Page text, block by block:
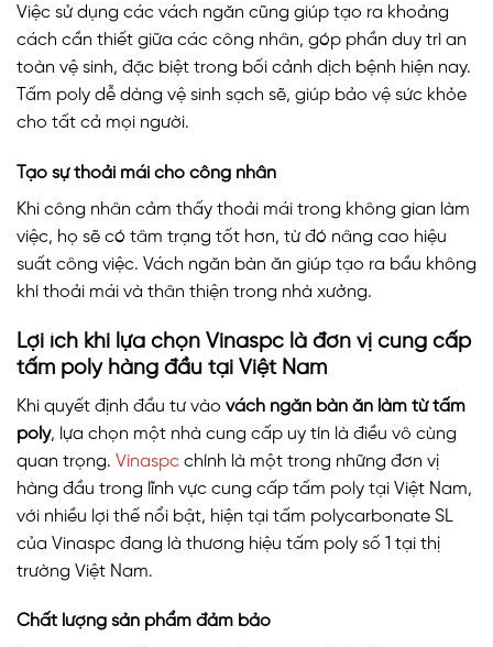
Việc sử dụng các vách ngăn cũng giúp tạo ra khoảng
cách cần thiết giữa các công nhân, góp phần duy trì an
toàn vệ sinh, đặc biệt trong bối cảnh dịch bệnh hiện nay.
Tấm poly dễ dàng vệ sinh sạch sẽ, giúp bảo vệ sức khỏe
cho tất cả mọi người.
Tạo sự thoải mái cho công nhân
Khi công nhân cảm thấy thoải mái trong không gian làm
việc, họ sẽ có tâm trạng tốt hơn, từ đó nâng cao hiệu
suất công việc. Vách ngăn bàn ăn giúp tạo ra bầu không
khí thoải mái và thân thiện trong nhà xưởng.
Lợi ích khi lựa chọn Vinaspc là đơn vị cung cấp
tấm poly hàng đầu tại Việt Nam
Khi quyết định đầu tư vào vách ngăn bàn ăn làm từ tấm
poly, lựa chọn một nhà cung cấp uy tín là điều vô cùng
quan trọng. Vinaspc chính là một trong những đơn vị
hàng đầu trong lĩnh vực cung cấp tấm poly tại Việt Nam,
với nhiều lợi thế nổi bật, hiện tại tấm polycarbonate SL
của Vinaspc đang là thương hiệu tấm poly số 1 tại thị
trường Việt Nam.
Chất lượng sản phẩm đảm bảo